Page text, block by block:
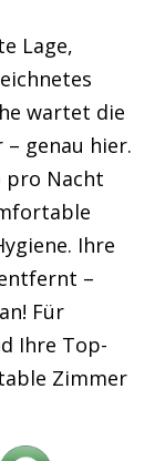
Lage,
wartet die
genau hier.
pro Nacht
Ihre
–
Für
Ihre Top-
Zimmer